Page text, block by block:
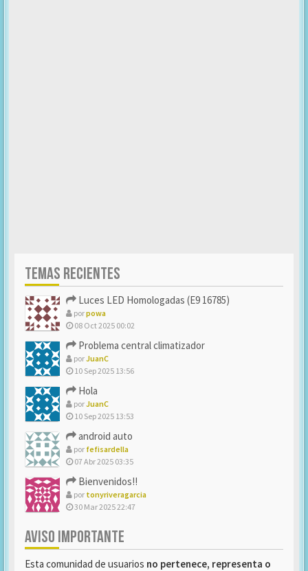
TEMAS RECIENTES
Luces LED Homologadas (E9 16785)
porpowa
08 Oct 2025 00:02
Problema central climatizador
porJuanC
10 Sep 2025 13:56
Hola
porJuanC
10 Sep 2025 13:53
android auto
por fefisardella
07 Abr 2025 03:35
Bienvenidos!!
por tonyriveragarcia
30 Mar 2025 22:47
AVISO IMPORTANTE
Esta comunidad de usuarios no pertenece, representa o